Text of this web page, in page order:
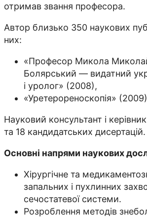
отримав звання професора.
Автор близько 350 наукових
них:
«Професор Микола
Болярський — видатний
і уролог» (2008),
«Уретерореноскопія»
Науковий консультант і
та 18 кандидатських дисертацій.
Основні напрями наукових
Хірургічне та
запальних і пухлинних
сечостатевої системи.
Розроблення методів